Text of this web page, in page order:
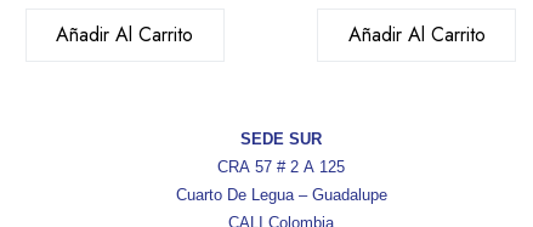
Añadir Al Carrito Añadir Al Carrito
SEDE SUR
CRA 57 # 2 A 125
Cuarto De Legua – Guadalupe
CALI Colombia